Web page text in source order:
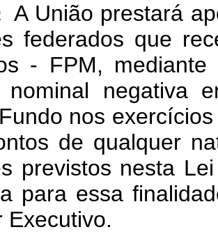
A União prestará
federados que
- FPM,
nominal negativa
nos
de qualquer
previstos nesta
para essa
Executivo.